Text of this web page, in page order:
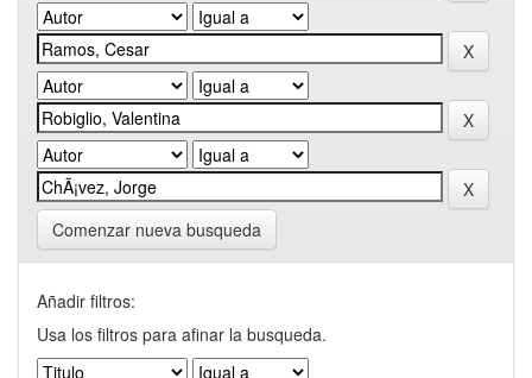
Comenzar nueva busqueda
Añadir filtros:
Usa los filtros para afinar la busqueda.